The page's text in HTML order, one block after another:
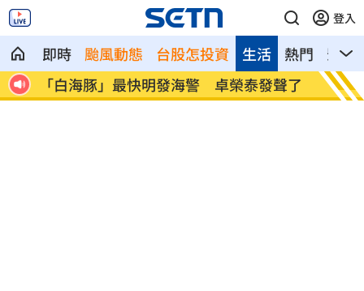
登入
即時 颱風動態 台股怎投資 熱門 影音
生活
肉
「白海豚」最快明發海警 卓榮泰發聲了
華邦
建